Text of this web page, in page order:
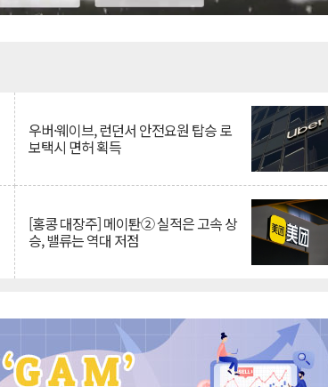
우버·웨이브, 런던서 안전요원 탑승 로
보택시 면허 획득
[홍콩 대장주] 메이퇀② 실적은 고속 상
승, 밸류는 역대 저점